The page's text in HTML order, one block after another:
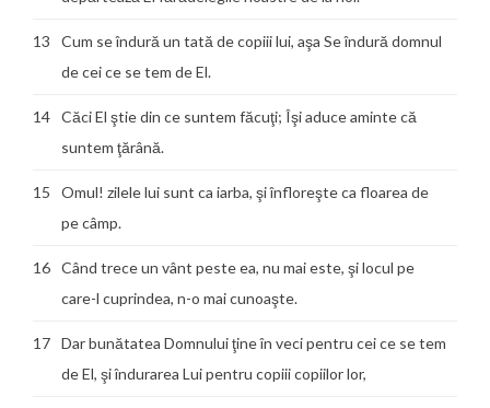
13
Cum se îndură un tată de copiii lui, aşa Se îndură domnul
de cei ce se tem de El.
14 Căci El ştie din ce suntem făcuţi; Îşi aduce aminte că
suntem ţărână.
15
Omul! zilele lui sunt ca iarba, şi înfloreşte ca floarea de
pe câmp.
16 Când trece un vânt peste ea, nu mai este, şi locul pe
care-l cuprindea, n-o mai cunoaşte.
17 Dar bunătatea Domnului ţine în veci pentru cei ce se tem
de El, şi îndurarea Lui pentru copiii copiilor lor,